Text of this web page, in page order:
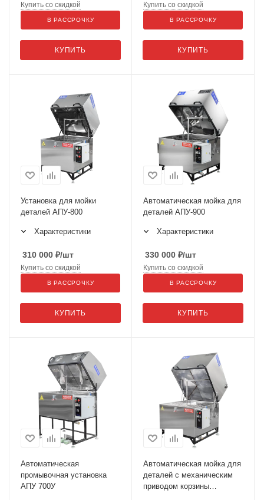
КУПИТЬ
Купить со скидкой
В РАССРОЧКУ
КУПИТЬ
Купить со скидкой
В РАССРОЧКУ
Установка для мойки
деталей АПУ-800
Характеристики
310 000 ₽/шт
КУПИТЬ
Купить со скидкой
В РАССРОЧКУ
Автоматическая мойка для
деталей АПУ-900
Характеристики
330 000 ₽/шт
КУПИТЬ
Купить со скидкой
В РАССРОЧКУ
Автоматическая
промывочная установка
АПУ 700У
Автоматическая мойка для
деталей с механическим
приводом корзины